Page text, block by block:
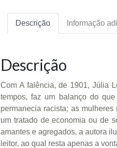
Descrição Informação
Descrição
Com A falência, de 1901, Júlia
tempos, faz um balanço do
permanecia racista; as
um tratado de economia ou de
amantes e agregados, a autora
leitor, ao qual resta apenas a